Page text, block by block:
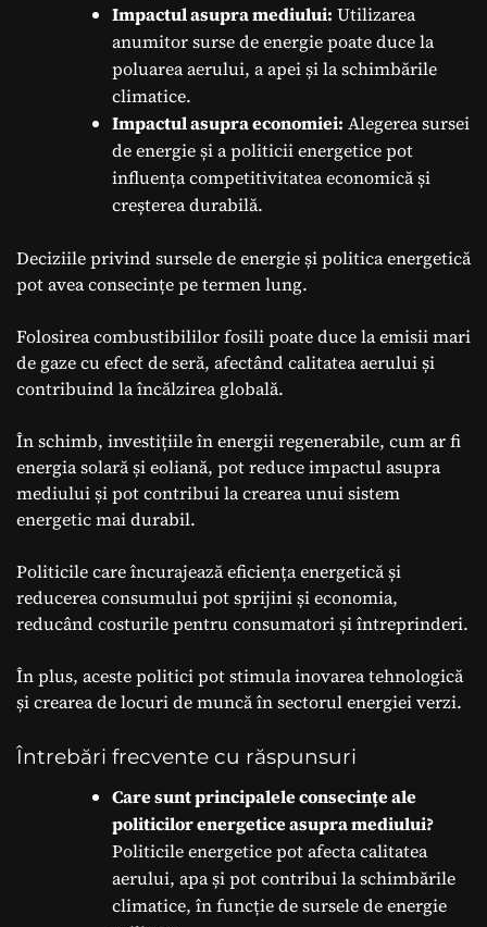
Impactul asupra mediului: Utilizarea
anumitor surse de energie poate duce la
poluarea aerului, a apei și la schimbările
climatice.
Impactul asupra economiei: Alegerea sursei
de energie și a politicii energetice pot
influența competitivitatea economică și
creșterea durabilă.
Deciziile privind sursele de energie și politica energetică
pot avea consecințe pe termen lung.
Folosirea combustibililor fosili poate duce la emisii mari
de gaze cu efect de seră, afectând calitatea aerului și
contribuind la încălzirea globală.
În schimb, investițiile în energii regenerabile, cum ar fi
energia solară și eoliană, pot reduce impactul asupra
mediului și pot contribui la crearea unui sistem
energetic mai durabil.
Politicile care încurajează eficiența energetică și
reducerea consumului pot sprijini și economia,
reducând costurile pentru consumatori și întreprinderi.
În plus, aceste politici pot stimula inovarea tehnologică
și crearea de locuri de muncă în sectorul energiei verzi.
Întrebări frecvente cu răspunsuri
Care sunt principalele consecințe ale
politicilor energetice asupra mediului?
Politicile energetice pot afecta calitatea
aerului, apa și pot contribui la schimbările
climatice, în funcție de sursele de energie